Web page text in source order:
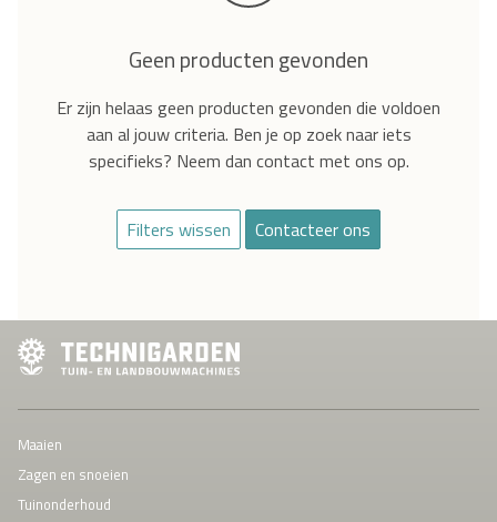
Geen producten gevonden
Er zijn helaas geen producten gevonden die voldoen
aan al jouw criteria. Ben je op zoek naar iets
specifieks? Neem dan contact met ons op.
Filters wissen Contacteer ons
Maaien
Zagen en snoeien
Tuinonderhoud